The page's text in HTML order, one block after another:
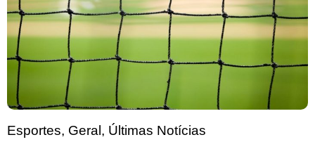
Esportes, Geral , Últimas Notícias